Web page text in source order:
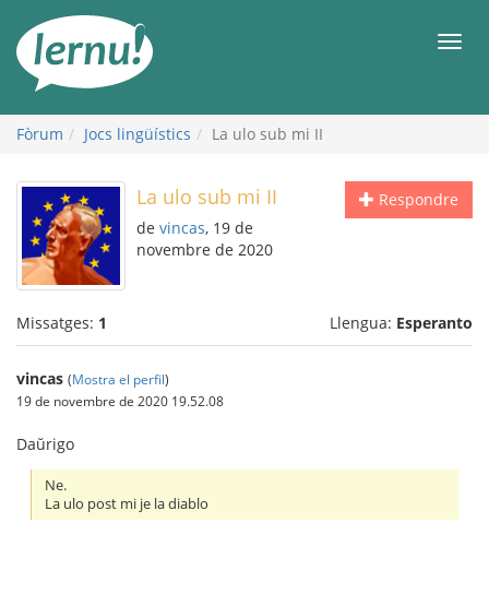
contingut
Fòrum Jocs lingüístics La ulo sub mi II
Respondre
La ulo sub mi II
de vincas, 19 de
novembre de 2020
Missatges: 1 Llengua: Esperanto
vincas (Mostra el perfil)
19 de novembre de 2020 19.52.08
Daŭrigo
Ne.
La ulo post mi je la diablo